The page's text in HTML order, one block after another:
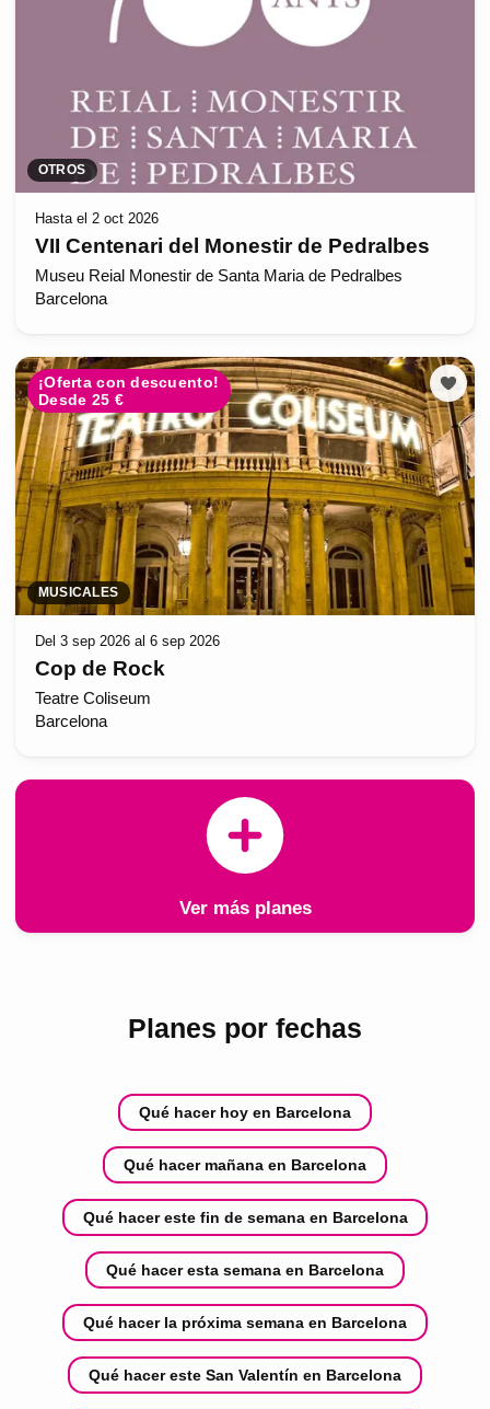
OTROS
Hasta el 2 oct 2026
VII Centenari del Monestir de Pedralbes
Museu Reial Monestir de Santa Maria de Pedralbes
Barcelona
¡Oferta con descuento!
Desde 25 €
MUSICALES
Del 3 sep 2026 al 6 sep 2026
Cop de Rock
Teatre Coliseum
Barcelona
Ver más planes
Planes por fechas
Qué hacer hoy en Barcelona
Qué hacer mañana en Barcelona
Qué hacer este fin de semana en Barcelona
Qué hacer esta semana en Barcelona
Qué hacer la próxima semana en Barcelona
Qué hacer este San Valentín en Barcelona